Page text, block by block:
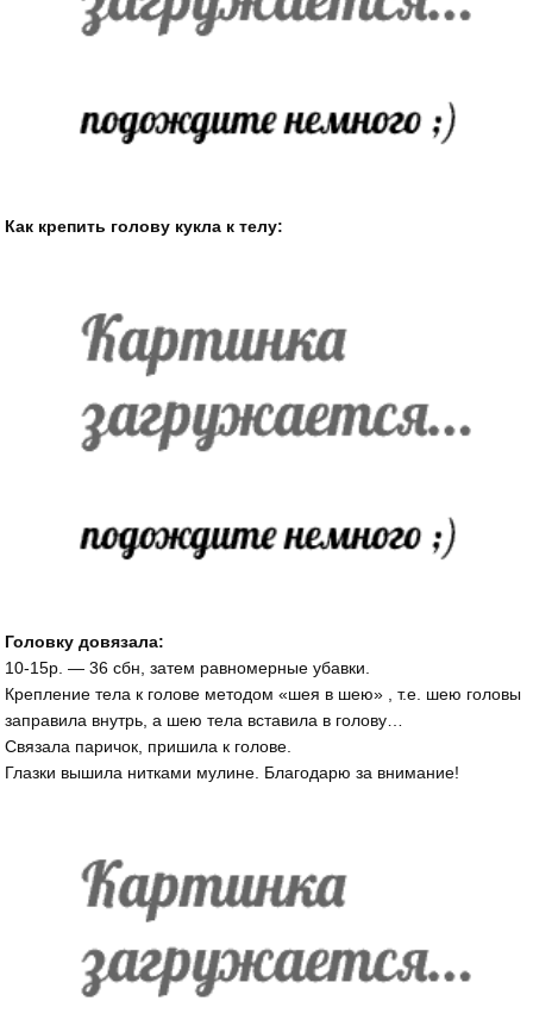
Как крепить голову кукла к телу:
Головку довязала:
10-15р. — 36 сбн, затем равномерные убавки.
Крепление тела к голове методом «шея в шею» , т.е. шею головы
заправила внутрь, а шею тела вставила в голову…
Связала паричок, пришила к голове.
Глазки вышила нитками мулине. Благодарю за внимание!